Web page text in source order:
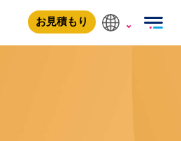
お見積もり